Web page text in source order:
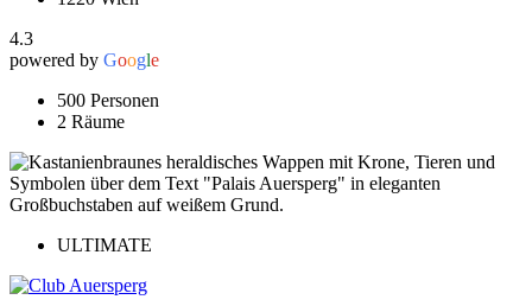
4.3
powered by Google
500 Personen
2 Räume
ULTIMATE